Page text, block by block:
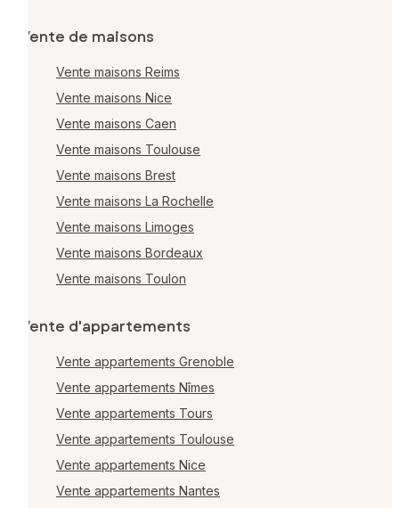
Vente de maisons
Vente maisons Reims
Vente maisons Nice
Vente maisons Caen
Vente maisons Toulouse
Vente maisons Brest
Vente maisons La Rochelle
Vente maisons Limoges
Vente maisons Bordeaux
Vente maisons Toulon
Vente d'appartements
Vente appartements Grenoble
Vente appartements Nîmes
Vente appartements Tours
Vente appartements Toulouse
Vente appartements Nice
Vente appartements Nantes